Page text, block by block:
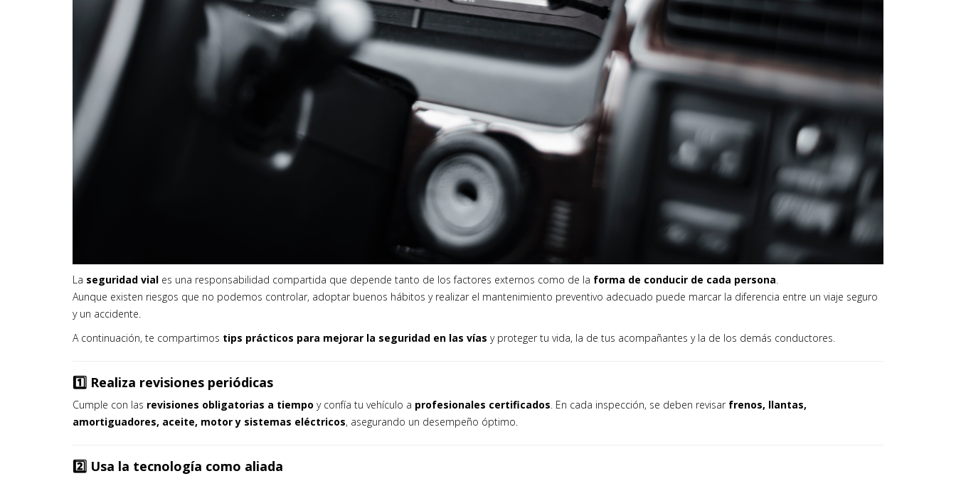
La seguridad vial es una responsabilidad compartida que depende tanto de los factores externos como de la forma de conducir de cada persona.
Aunque existen riesgos que no podemos controlar, adoptar buenos hábitos y realizar el mantenimiento preventivo adecuado puede marcar la diferencia entre un viaje seguro
y un accidente.
A continuación, te compartimos tips prácticos para mejorar la seguridad en las vías y proteger tu vida, la de tus acompañantes y la de los demás conductores.
1️⃣ Realiza revisiones periódicas
Cumple con las revisiones obligatorias a tiempo y confía tu vehículo a profesionales certificados. En cada inspección, se deben revisar frenos, llantas,
amortiguadores, aceite, motor y sistemas eléctricos, asegurando un desempeño óptimo.
2️⃣ Usa la tecnología como aliada